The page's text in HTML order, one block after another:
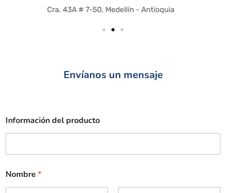
Envíanos un mensaje
Información del producto
Nombre *